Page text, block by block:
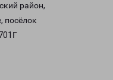
район,
посёлок